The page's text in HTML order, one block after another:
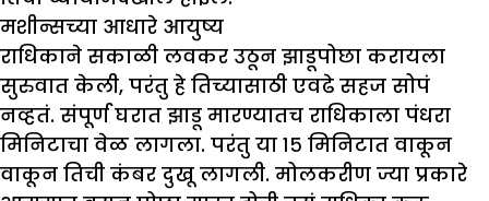
मशीन्सच्या आधारे आयुष्य
राधिकाने सकाळी लवकर उठून झाडूपोछा करायला
सुरुवात केली, परंतु हे तिच्यासाठी एवढे सहज सोपं
नव्हतं. संपूर्ण घरात झाडू मारण्यातच राधिकाला पंधरा
मिनिटाचा वेळ लागला. परंतु या १५ मिनिटात वाकून
वाकून तिची कंबर दुखू लागली. मोलकरीण ज्या प्रकारे